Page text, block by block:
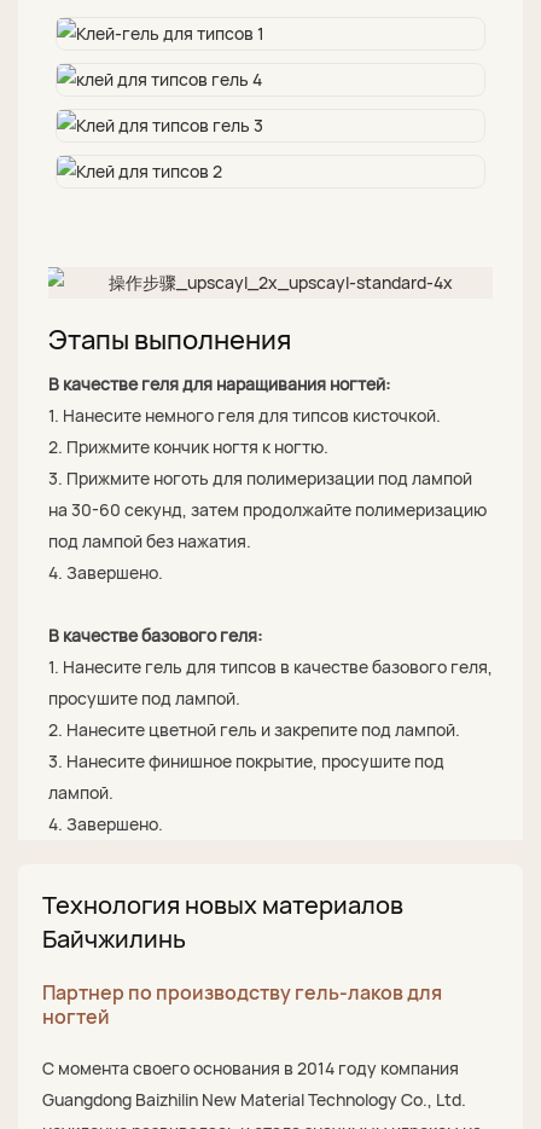
Этапы выполнения
В качестве геля для наращивания ногтей:
1. Нанесите немного геля для типсов кисточкой.
2. Прижмите кончик ногтя к ногтю.
3. Прижмите ноготь для полимеризации под лампой
на 30-60 секунд, затем продолжайте полимеризацию
под лампой без нажатия.
4. Завершено.
В качестве базового геля:
1. Нанесите гель для типсов в качестве базового геля,
просушите под лампой.
2. Нанесите цветной гель и закрепите под лампой.
3. Нанесите финишное покрытие, просушите под
лампой.
4. Завершено.
Технология новых материалов
Байчжилинь
Партнер по производству гель-лаков для
ногтей
С момента своего основания в 2014 году компания
Guangdong Baizhilin New Material Technology Co., Ltd.